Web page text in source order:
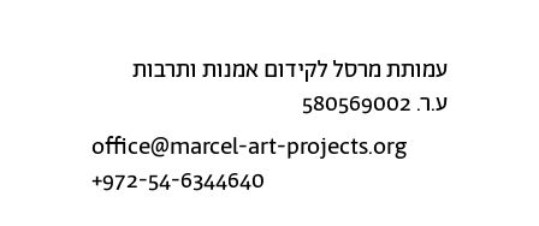
עמותת מרסל לקידום אמנות ותרבות
ע.ר. 580569002
office@marcel-art-projects.org
+972-54-6344640